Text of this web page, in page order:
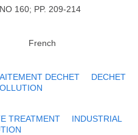
160; PP. 209-214
French
DECHET
DECHET
TREATMENT
INDUSTRIAL